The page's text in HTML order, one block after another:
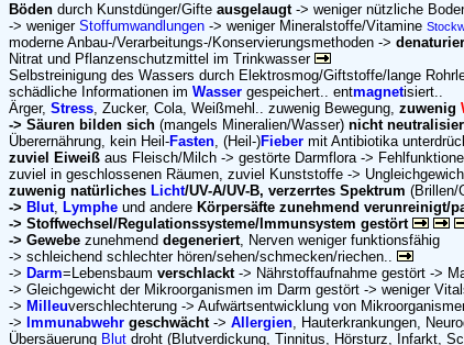
Böden durch Kunstdünger/Gifte ausgelaugt-> weniger nützliche
-> weniger Stoffumwandlungen -> weniger Mineralstoffe/Vitamine
moderne Anbau-/Verarbeitungs-/Konservierungsmethoden ->
Nitrat und Pflanzenschutzmittel im Trinkwasser
Selbstreinigung des Wassers durch Elektrosmog/Giftstoffe/lange
schädliche Informationen im Wasser gespeichert.. entmagnetisiert..
Ärger, Stress, Zucker, Cola, Weißmehl.. zuwenig Bewegung, zuwenig
-> Säuren bilden sich (mangels Mineralien/Wasser) nicht
Überernährung, kein Heil-Fasten, (Heil-)Fieber mit Antibiotika
zuviel Eiweiß aus Fleisch/Milch -> gestörte Darmflora ->
zuviel in geschlossenen Räumen, zuviel Kunststoffe ->
zuwenig natürliches Licht/UV-A/UV-B, verzerrtes Spektrum (Brillen/
-> Blut, Lymphe und andere Körpersäfte zunehmend verunreinigt/
-> Stoffwechsel/Regulationssysteme/Immunsystem gestört
-> Gewebe zunehmend degeneriert, Nerven weniger funktionsfähig
-> schleichend schlechter hören/sehen/schmecken/riechen..
-> Darm=Lebensbaum verschlackt-> Nährstoffaufnahme gestört ->
-> Gleichgewicht der Mikroorganismen im Darm gestört -> weniger
-> Milleuverschlechterung -> Aufwärtsentwicklung von
-> Immunabwehr geschwächt-> Allergien, Hauterkrankungen,
Übersäuerung Blut droht (Blutverdickung, Tinnitus, Hörsturz, Infarkt,